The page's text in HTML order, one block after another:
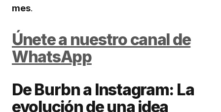
mes.
Únete a nuestro canal de
WhatsApp
De Burbn a Instagram: La
evolución de una idea